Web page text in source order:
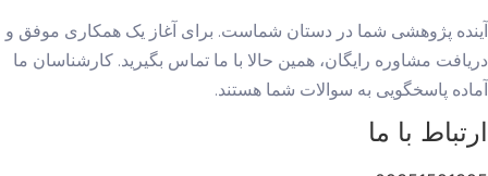
آینده پژوهشی شما در دستان شماست. برای آغاز یک همکاری موفق و
دریافت مشاوره رایگان، همین حالا با ما تماس بگیرید. کارشناسان ما
آماده پاسخگویی به سوالات شما هستند.
ارتباط با ما